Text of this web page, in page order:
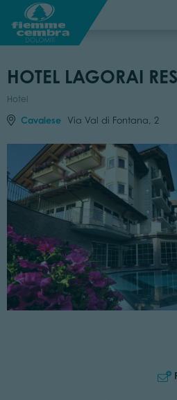
HOTEL LAGORAI
Hotel
Cavalese Via Val di Fontana, 2